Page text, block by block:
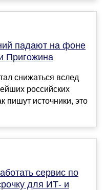
падают на фоне
Пригожина
снижаться вслед
российских
пишут источники, это
сервис по
для ИТ- и